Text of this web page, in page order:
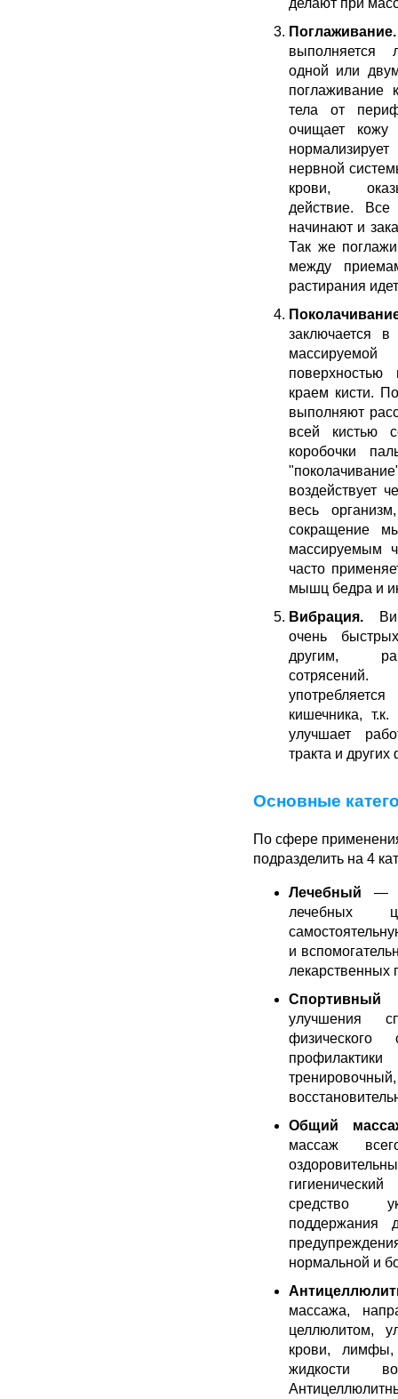
делают при
Поглаживание.
выполняется
одной или
поглаживание
тела от
очищает кожу
нервной
крови,
действие.
начинают и
Так же
между
растирания
заключается
краем кисти.
выполняют
всей кистью
коробочки
воздействует
весь
сокращение
массируемым
часто
мышц бедра и
Вибрация.
очень
другим,
кишечника,
улучшает
тракта и
Основные
По сфере
подразделить на 4
Лечебный —
лечебных
и
лекарственных
Спортивный
улучшения
физического
Общий
массаж
средство
поддержания
нормальной и
массажа,
целлюлитом,
крови, лимфы,
жидкости